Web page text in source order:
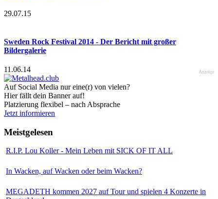
29.07.15
Sweden Rock Festival 2014 - Der Bericht mit großer
Bildergalerie
11.06.14 Anzeige
Auf Social Media nur eine(r) von vielen?
Hier fällt dein Banner auf!
Platzierung flexibel – nach Absprache
Jetzt informieren
Meistgelesen
R.I.P. Lou Koller - Mein Leben mit SICK OF IT ALL
In Wacken, auf Wacken oder beim Wacken?
MEGADETH kommen 2027 auf Tour und spielen 4 Konzerte in